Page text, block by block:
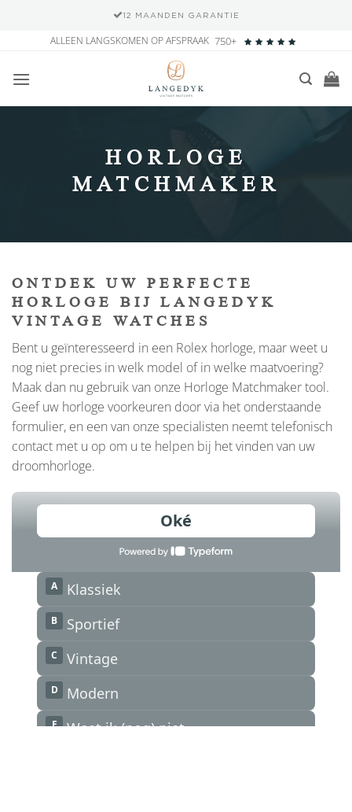
12 MAANDEN GARANTIE
inhoud
ALLEEN LANGSKOMEN OP AFSPRAAK 750+
HORLOGE
MATCHMAKER
ONTDEK UW PERFECTE
HORLOGE BIJ LANGEDYK
VINTAGE WATCHES
Bent u geïnteresseerd in een Rolex horloge, maar weet u
nog niet precies in welk model of in welke maatvoering?
Maak dan nu gebruik van onze Horloge Matchmaker tool.
Geef uw horloge voorkeuren door via het onderstaande
formulier, en een van onze specialisten neemt telefonisch
contact met u op om u te helpen bij het vinden van uw
droomhorloge.